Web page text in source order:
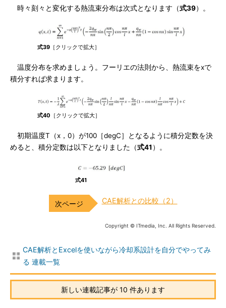
時々刻々と変化する熱流束分布は次式となります（式39）。
式39 ［クリックで拡大］
温度分布を求めましょう。フーリエの法則から、熱流束をxで
積分すれば求まります。
式40 ［クリックで拡大］
初期温度T（x，0）が100［degC］となるように積分定数を決
めると、積分定数は以下となりました（式41 ）。
式41
CAE解析との比較（2）
Copyright © ITmedia, Inc. All Rights Reserved.
CAE解析とExcelを使いながら冷却系設計を自分でやってみ
る 連載一覧
新しい連載記事が 10 件あります